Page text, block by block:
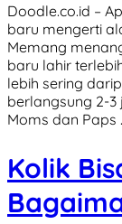
Doodle.co.id –
baru mengerti
Memang
baru lahir
lebih sering
berlangsung 2-3
Moms dan Paps
Kolik